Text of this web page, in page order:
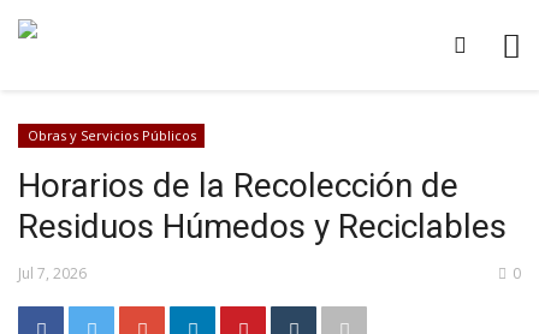
Obras y Servicios Públicos
Horarios de la Recolección de
Residuos Húmedos y Reciclables
Jul 7, 2026 0